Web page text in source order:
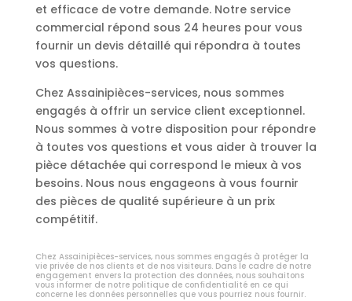
et efficace de votre demande. Notre service
commercial répond sous 24 heures pour vous
fournir un devis détaillé qui répondra à toutes
vos questions.
Chez Assainipièces-services, nous sommes
engagés à offrir un service client exceptionnel.
Nous sommes à votre disposition pour répondre
à toutes vos questions et vous aider à trouver la
pièce détachée qui correspond le mieux à vos
besoins. Nous nous engageons à vous fournir
des pièces de qualité supérieure à un prix
compétitif.
Chez Assainipièces-services, nous sommes engagés à protéger la
vie privée de nos clients et de nos visiteurs. Dans le cadre de notre
engagement envers la protection des données, nous souhaitons
vous informer de notre politique de confidentialité en ce qui
concerne les données personnelles que vous pourriez nous fournir.